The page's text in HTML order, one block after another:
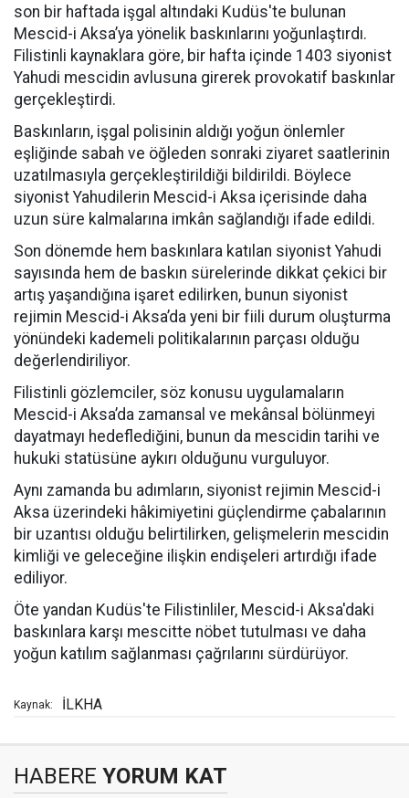
son bir haftada işgal altındaki Kudüs'te bulunan
Mescid-i Aksa’ya yönelik baskınlarını yoğunlaştırdı.
Filistinli kaynaklara göre, bir hafta içinde 1403 siyonist
Yahudi mescidin avlusuna girerek provokatif baskınlar
gerçekleştirdi.
Baskınların, işgal polisinin aldığı yoğun önlemler
eşliğinde sabah ve öğleden sonraki ziyaret saatlerinin
uzatılmasıyla gerçekleştirildiği bildirildi. Böylece
siyonist Yahudilerin Mescid-i Aksa içerisinde daha
uzun süre kalmalarına imkân sağlandığı ifade edildi.
Son dönemde hem baskınlara katılan siyonist Yahudi
sayısında hem de baskın sürelerinde dikkat çekici bir
artış yaşandığına işaret edilirken, bunun siyonist
rejimin Mescid-i Aksa’da yeni bir fiili durum oluşturma
yönündeki kademeli politikalarının parçası olduğu
değerlendiriliyor.
Filistinli gözlemciler, söz konusu uygulamaların
Mescid-i Aksa’da zamansal ve mekânsal bölünmeyi
dayatmayı hedeflediğini, bunun da mescidin tarihi ve
hukuki statüsüne aykırı olduğunu vurguluyor.
Aynı zamanda bu adımların, siyonist rejimin Mescid-i
Aksa üzerindeki hâkimiyetini güçlendirme çabalarının
bir uzantısı olduğu belirtilirken, gelişmelerin mescidin
kimliği ve geleceğine ilişkin endişeleri artırdığı ifade
ediliyor.
Öte yandan Kudüs'te Filistinliler, Mescid-i Aksa'daki
baskınlara karşı mescitte nöbet tutulması ve daha
yoğun katılım sağlanması çağrılarını sürdürüyor.
Kaynak: İLKHA
HABERE YORUM KAT